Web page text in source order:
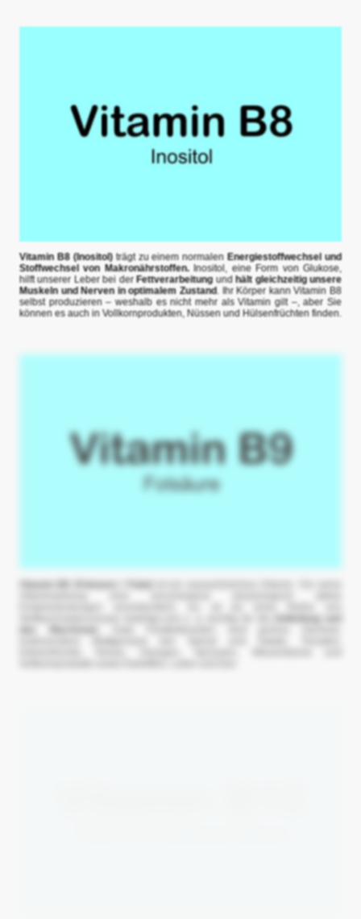
Vitamin B8 (Inositol)trägt zu einem normalenEnergiestoffwechsel und
Stoffwechsel von Makronährstoffen.Inositol, eine Form von Glukose,
hilft unserer Leber bei derFettverarbeitungundhält gleichzeitig unsere
Muskeln und Nerven in optimalem Zustand. Ihr Körper kann Vitamin B8
selbst produzieren – weshalb es nicht mehr als Vitamin gilt –, aber Sie
können es auch in Vollkornprodukten, Nüssen und Hülsenfrüchten finden.
Vitamin B9 (Folsäure / Folat)